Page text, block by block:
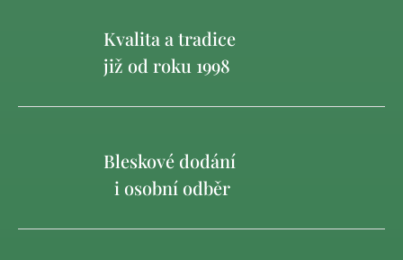
Kvalita a tradice
již od roku 1998
Bleskové dodání
i osobní odběr